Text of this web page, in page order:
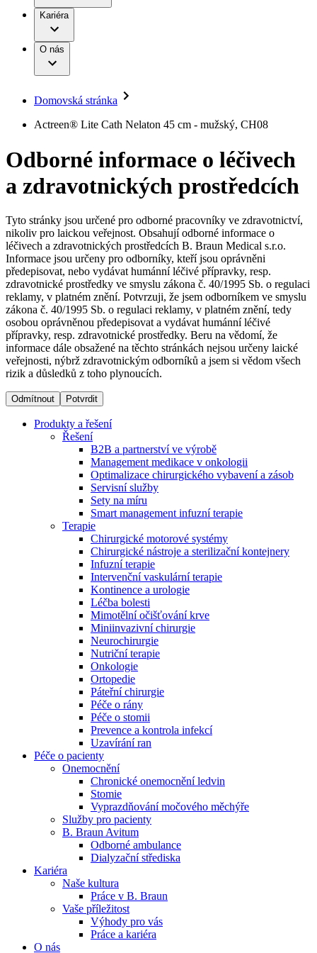
Léčba bolesti
Mimotělní očišťování krve
Neurochirurgie
Onkologie
Ortopedie
Páteřní chirurgie
Péče o rány
Prevence a kontrola infekcí
Uzavírání ran
Řešení
Terapie
Produktový katalog​
Objevte naše produkty. Navštivte produktový katalog B.
Braun s našim kompletním produktovým portfoliem.
Onemocnění
B. Braun Avitum
Dialyzační střediska​
B. Braun Avitum poskytuje kvalitní dialyzační péči ve všech
svých střediscích v České republice. Více informací se
dozvíte na stránkách jednotlivých středisek.
Odborné ambulance
Naše specializované ambulance jsou tu pro vás. Zvolte
specializaci a město, které potřebujete, a objednejte se do naší
ambulance.
Práce a kariéra
Naše kultura
Vaše příležitost​
Nabídky pracovních míst
Objevte své kariérní příležitosti ​v B. Braun. Vyhledejte náš trh
práce​ pro zajímavé pozice.​
Odpovědnost
Média
Tiskové zprávy
Kontakt
Kontaktní formulář
Registrace k odběru newsletteru
Odpovědnost
Média
Kontakt
Zůstaňte v dialogu s B. Braun. ​Kontaktujte nás.​
Kariéra
O nás
Domovská stránka
Actreen® Lite Cath Nelaton 45 cm - mužský, CH08
Odborné informace o léčivech
a zdravotnických prostředcích
Tyto stránky jsou určené pro odborné pracovníky ve zdravotnictví,
nikoliv pro laickou veřejnost. Obsahují odborné informace o
léčivech a zdravotnických prostředcích B. Braun Medical s.r.o.
Informace jsou určeny pro odborníky, kteří jsou oprávněni
předepisovat, nebo vydávat humánní léčivé přípravky, resp.
zdravotnické prostředky ve smyslu zákona č. 40/1995 Sb. o regulaci
reklamy, v platném znění. Potvrzuji, že jsem odborníkem ve smyslu
zákona č. 40/1995 Sb. o regulaci reklamy, v platném znění, tedy
osobou oprávněnou předepisovat a vydávat humánní léčivé
přípravky, resp. zdravotnické prostředky. Beru na vědomí, že
informace dále obsažené na těchto stránkách nejsou určeny laické
veřejnosti, nýbrž zdravotnickým odborníků a jsem si vědom všech
rizik a důsledků z toho plynoucích.
Odmítnout Potvrdit
Produkty a řešení
Řešení
B2B a partnerství ve výrobě
Management medikace v onkologii
Optimalizace chirurgického vybavení a zásob
Servisní služby
Sety na míru
Smart management infuzní terapie​
Terapie
Chirurgické motorové systémy
Chirurgické nástroje a sterilizační kontejnery
Infuzní terapie
Intervenční vaskulární terapie
Kontinence a urologie
Léčba bolesti
Mimotělní očišťování krve
Miniinvazivní chirurgie
Neurochirurgie
Nutriční terapie
Onkologie
Ortopedie
Páteřní chirurgie
Péče o rány
Péče o stomii
Prevence a kontrola infekcí
Uzavírání ran
Péče o pacienty
Onemocnění
Chronické onemocnění ledvin
Stomie
Vyprazdňování močového měchýře
Služby pro pacienty
B. Braun Avitum
Odborné ambulance
Dialyzační střediska
Kariéra
Naše kultura
Práce v B. Braun
Vaše příležitost​
Výhody pro vás
Práce a kariéra
O nás